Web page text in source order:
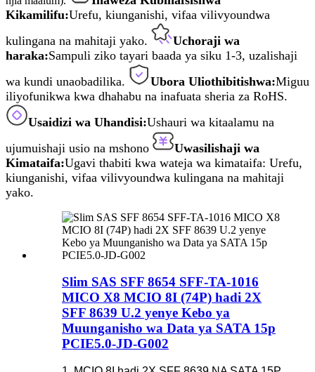
Kikamilifu:Urefu, kiunganishi, vifaa vilivyoundwa
kulingana na mahitaji yako.
Uchoraji wa
haraka:Sampuli ziko tayari baada ya siku 1-3, uzalishaji
wa kundi unaobadilika.
Ubora Uliothibitishwa:Miguu
iliyofunikwa kwa dhahabu na inafuata sheria za RoHS.
Usaidizi wa Uhandisi:Ushauri wa kitaalamu na
ujumuishaji usio na mshono
Uwasilishaji wa
Kimataifa:Ugavi thabiti kwa wateja wa kimataifa: Urefu,
kiunganishi, vifaa vilivyoundwa kulingana na mahitaji
yako.
Slim SAS SFF 8654 SFF-TA-1016
MICO X8 MCIO 8I (74P) hadi 2X
SFF 8639 U.2 yenye Kebo ya
Muunganisho wa Data ya SATA 15p
PCIE5.0-JD-G002